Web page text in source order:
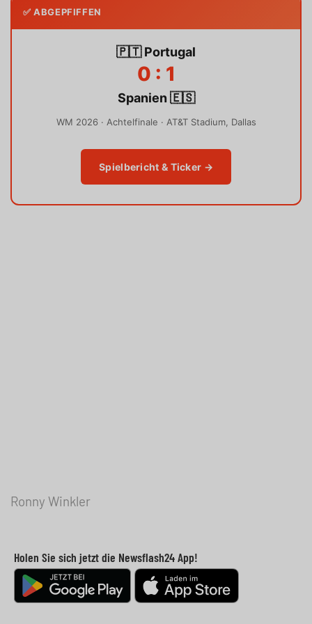
✅ ABGEPFIFFEN
🇵🇹 Portugal
0 : 1
Spanien 🇪🇸
WM 2026 · Achtelfinale · AT&T Stadium, Dallas
Spielbericht & Ticker →
Ronny Winkler
Holen Sie sich jetzt die Newsflash24 App!